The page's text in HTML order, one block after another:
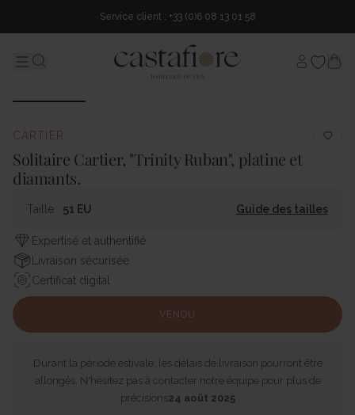
Service client : +33 (0)6 08 13 01 58
Menu
Mon
CARTIER
Solitaire Cartier, "Trinity Ruban", platine et
diamants.
Taille : 51 EU Guide des tailles
Expertisé et authentifié
Livraison sécurisée
Certificat digital
VENDU
Durant la période estivale, les délais de livraison pourront être
allongés. N'hésitez pas à contacter notre équipe pour plus de
précisions24 août 2025